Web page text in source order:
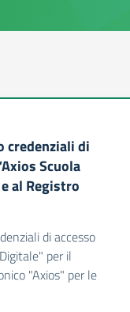
credenziali di
Scuola
al Registro
di accesso
per il
"Axios" per le